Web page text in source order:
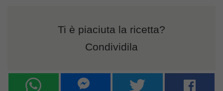
Ti è piaciuta la ricetta?
Condividila